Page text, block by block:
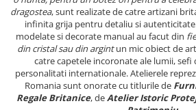
dragostea, sunt realizate de catre artizani
infinita grija pentru detaliu si
modelate si decorate manual au facut din
din cristal sau din argintun mic obiect de
catre capetele incoronate ale lumii,
personalitati internationale. Atelierele
Romania sunt onorate cu titlurile de
Regale Britanice, deAtelier Istoric